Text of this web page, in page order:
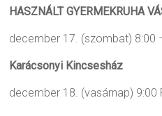
HASZNÁLT GYERMEKRUHA
december 17. (szombat) 8:00
Karácsonyi Kincsesház
december 18. (vasárnap) 9:00